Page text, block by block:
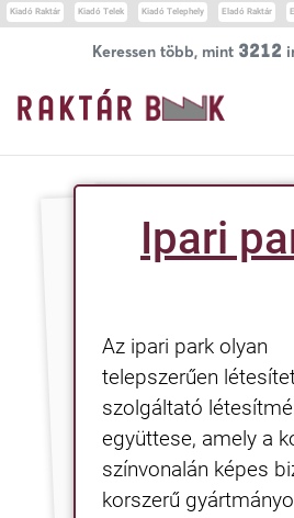
Kiadó Raktár Kiadó Telek Kiadó Telephely Eladó Raktár
Keressen több, mint 3212
Ipari
Az ipari park olyan
telepszerűen
szolgáltató
együttese, amely a
színvonalán képes
korszerű